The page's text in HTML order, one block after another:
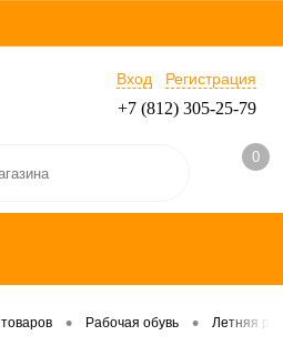
Вход Регистрация
+7 (812) 305-25-79
0
• Рабочая обувь • Летняя